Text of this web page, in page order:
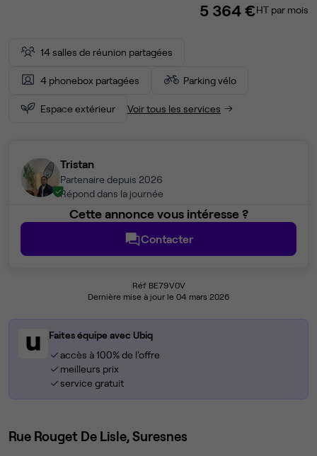
5 364 €HT par mois
14 salles de réunion partagées
4 phonebox partagées Parking vélo
Espace extérieur Voir tous les services
Tristan
Partenaire depuis 2026
Répond dans la journée
Cette annonce vous intéresse ?
Contacter
Réf BE79V0V
Dernière mise à jour le 04 mars 2026
Faites équipe avec Ubiq
accès à 100% de l'offre
meilleurs prix
service gratuit
Rue Rouget De Lisle, Suresnes